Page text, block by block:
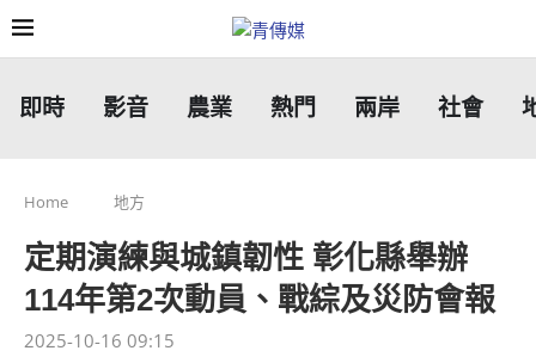
即時 影音 農業 熱門 兩岸 社會
Home 地方
定期演練與城鎮韌性 彰化縣舉辦
114年第2次動員、戰綜及災防會報
2025-10-16 09:15